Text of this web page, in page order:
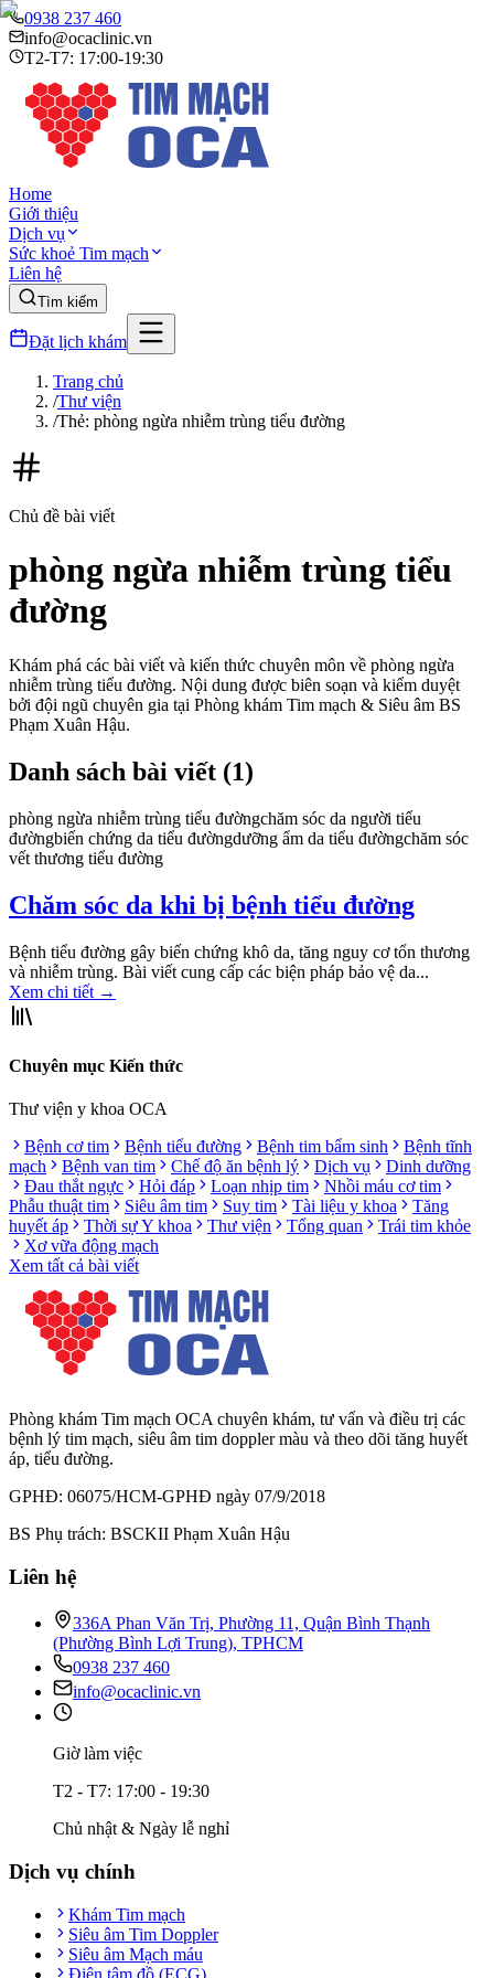
0938 237 460
info@ocaclinic.vn
T2-T7: 17:00-19:30
Home
Giới thiệu
Dịch vụ
Sức khoẻ Tim mạch
Liên hệ
Tìm kiếm
Đặt lịch khám
Trang chủ
/Thư viện
/Thẻ: phòng ngừa nhiễm trùng tiểu đường
Chủ đề bài viết
phòng ngừa nhiễm trùng tiểu
đường
Khám phá các bài viết và kiến thức chuyên môn về phòng ngừa
nhiễm trùng tiểu đường. Nội dung được biên soạn và kiểm duyệt
bởi đội ngũ chuyên gia tại Phòng khám Tim mạch & Siêu âm BS
Phạm Xuân Hậu.
Danh sách bài viết (1)
phòng ngừa nhiễm trùng tiểu đườngchăm sóc da người tiểu
đườngbiến chứng da tiểu đườngdưỡng ẩm da tiểu đườngchăm sóc
vết thương tiểu đường
Chăm sóc da khi bị bệnh tiểu đường
Bệnh tiểu đường gây biến chứng khô da, tăng nguy cơ tổn thương
và nhiễm trùng. Bài viết cung cấp các biện pháp bảo vệ da...
Xem chi tiết →
Chuyên mục Kiến thức
Thư viện y khoa OCA
Bệnh cơ tim
Bệnh tiểu đường Bệnh tim bẩm sinh
Bệnh tĩnh
mạch
Bệnh van tim Chế độ ăn bệnh lý Dịch vụ
Dinh dưỡng
Đau thắt ngực
Hỏi đáp Loạn nhịp tim
Nhồi máu cơ tim
Phẫu thuật tim
Siêu âm tim Suy tim Tài liệu y khoa
Tăng
huyết áp
Thời sự Y khoa Thư viện Tổng quan
Trái tim khỏe
Xơ vữa động mạch
Xem tất cả bài viết
Phòng khám Tim mạch OCA chuyên khám, tư vấn và điều trị các
bệnh lý tim mạch, siêu âm tim doppler màu và theo dõi tăng huyết
áp, tiểu đường.
GPHĐ: 06075/HCM-GPHĐ ngày 07/9/2018
BS Phụ trách: BSCKII Phạm Xuân Hậu
Liên hệ
336A Phan Văn Trị, Phường 11, Quận Bình Thạnh
(Phường Bình Lợi Trung), TPHCM
0938 237 460
info@ocaclinic.vn
Giờ làm việc
T2 - T7: 17:00 - 19:30
Chủ nhật & Ngày lễ nghỉ
Dịch vụ chính
Khám Tim mạch
Siêu âm Tim Doppler
Siêu âm Mạch máu
Điện tâm đồ (ECG)